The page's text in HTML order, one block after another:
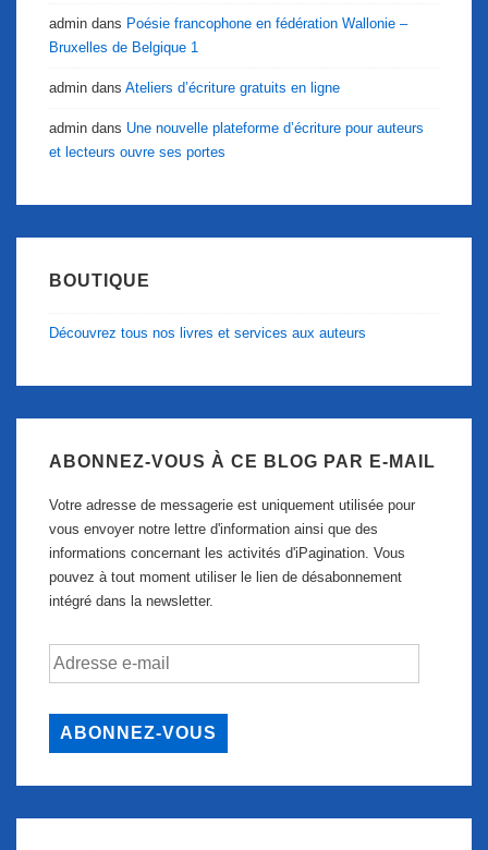
admin dans Poésie francophone en fédération Wallonie –
Bruxelles de Belgique 1
admin dans Ateliers d’écriture gratuits en ligne
admin dans Une nouvelle plateforme d’écriture pour auteurs
et lecteurs ouvre ses portes
BOUTIQUE
Découvrez tous nos livres et services aux auteurs
ABONNEZ-VOUS À CE BLOG PAR E-MAIL
Votre adresse de messagerie est uniquement utilisée pour
vous envoyer notre lettre d'information ainsi que des
informations concernant les activités d'iPagination. Vous
pouvez à tout moment utiliser le lien de désabonnement
intégré dans la newsletter.
Adresse
ABONNEZ-VOUS